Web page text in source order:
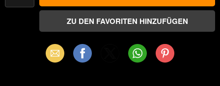
Email Facebook WhatsAppPinterest